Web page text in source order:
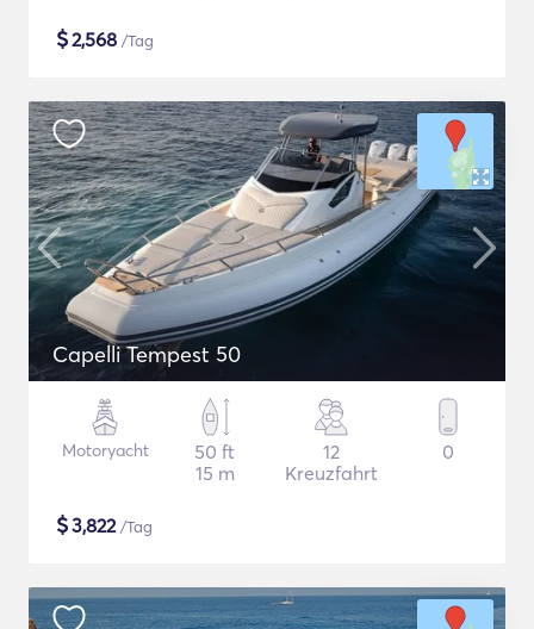
$2,568 /Tag
Capelli Tempest 50
Motoryacht
50 ft
15 m
12
Kreuzfahrt
0
$3,822/Tag